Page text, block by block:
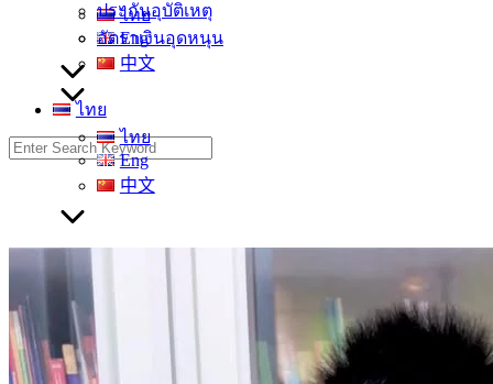
ประกันอุบัติเหตุ
อัตราเงินอุดหนุน
ไทย
ไทย
Eng
中文
ไทย
Eng
中文
Search
for: